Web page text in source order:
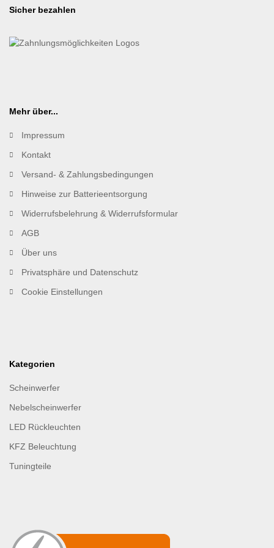
Sicher bezahlen
Mehr über...
Impressum
Kontakt
Versand- & Zahlungsbedingungen
Hinweise zur Batterieentsorgung
Widerrufsbelehrung & Widerrufsformular
AGB
Über uns
Privatsphäre und Datenschutz
Cookie Einstellungen
Kategorien
Scheinwerfer
Nebelscheinwerfer
LED Rückleuchten
KFZ Beleuchtung
Tuningteile